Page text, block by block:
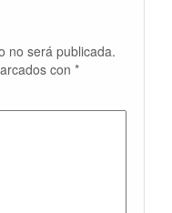
no será publicada.
con *